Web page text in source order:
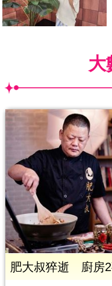
大
肥大叔猝逝 廚房2